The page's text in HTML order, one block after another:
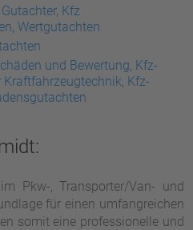
Kfz
Wertgutachten
und Bewertung, Kfz-
Kfz-
Pkw-, Transporter/Van- und
für einen umfangreichen
somit eine professionelle und